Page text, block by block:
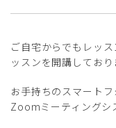
ご自宅からでもレッ
ッスンを開講しており
お手持ちのスマート
Zoomミーティングシ